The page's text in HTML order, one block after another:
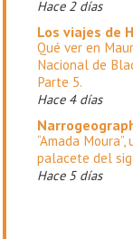
Hace 2 días
Los viajes de
Qué ver en
Nacional de
Parte 5.
Hace 4 días
“Amada
palacete del
Hace 5 días